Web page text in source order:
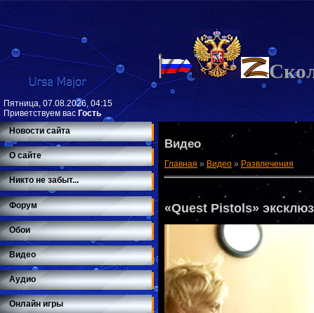
Пятница, 07.08.2026, 04:15
Приветствуем вас Гость
Новости сайта
О сайте
Никто не забыт...
Форум
Обои
Видео
Аудио
Онлайн игры
Видео
Главная » Видео » Развлечения
«Quest Pistols»